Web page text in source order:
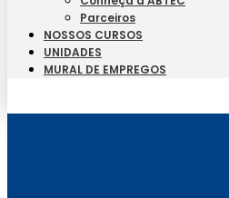
Parceiros
NOSSOS CURSOS
UNIDADES
MURAL DE EMPREGOS